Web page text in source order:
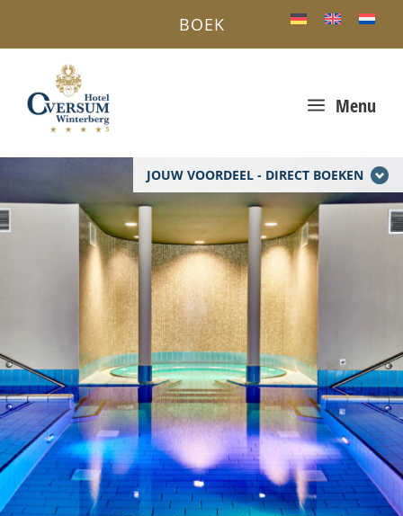
JOUW VOORDEEL - DIRECT BOEKEN
a Menu
BOEK